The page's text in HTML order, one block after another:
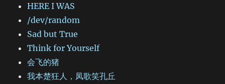
HERE I WAS
/dev/random
Sad but True
Think for Yourself
会飞的猪
我本楚狂人，凤歌笑孔丘